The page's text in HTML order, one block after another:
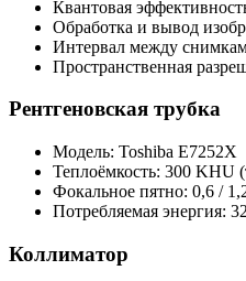
Квантовая
Обработка и вывод
Интервал между
Пространственная
Рентгеновская трубка
Модель: Toshiba E7252X
Теплоёмкость: 300 KHU
Фокальное пятно: 0,6 /
Потребляемая энергия:
Коллиматор